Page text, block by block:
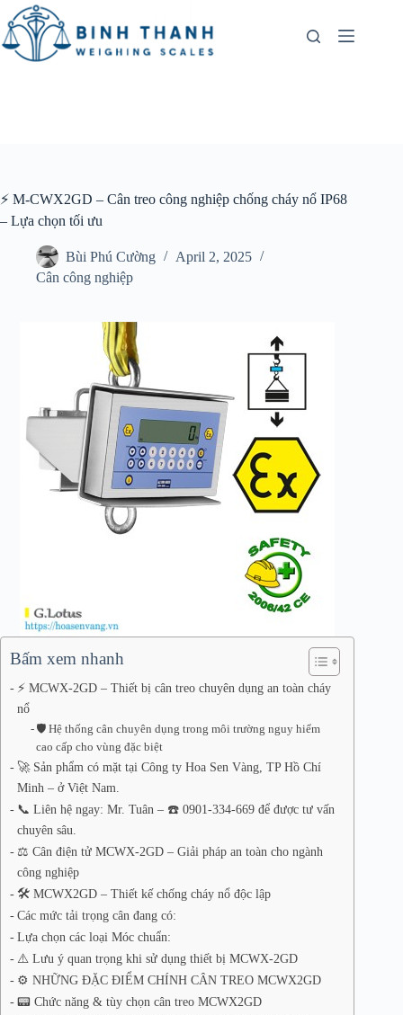
Skip
to
content
⚡ M-CWX2GD – Cân treo công nghiệp chống cháy nổ IP68
– Lựa chọn tối ưu
Bùi Phú Cường
April 2, 2025
Cân công nghiệp
Bấm xem nhanh
⚡ MCWX-2GD – Thiết bị cân treo chuyên dụng an toàn cháy
nổ
🛡️ Hệ thống cân chuyên dụng trong môi trường nguy hiểm
cao cấp cho vùng đặc biệt
🚀 Sản phẩm có mặt tại Công ty Hoa Sen Vàng, TP Hồ Chí
Minh – ở Việt Nam.
📞 Liên hệ ngay: Mr. Tuân – ☎️ 0901-334-669 để được tư vấn
chuyên sâu.
⚖️ Cân điện tử MCWX-2GD – Giải pháp an toàn cho ngành
công nghiệp
🛠️ MCWX2GD – Thiết kế chống cháy nổ độc lập
Các mức tải trọng cân đang có:
Lựa chọn các loại Móc chuẩn:
⚠️ Lưu ý quan trọng khi sử dụng thiết bị MCWX-2GD
⚙️ NHỮNG ĐẶC ĐIỂM CHÍNH CÂN TREO MCWX2GD
📟 Chức năng & tùy chọn cân treo MCWX2GD